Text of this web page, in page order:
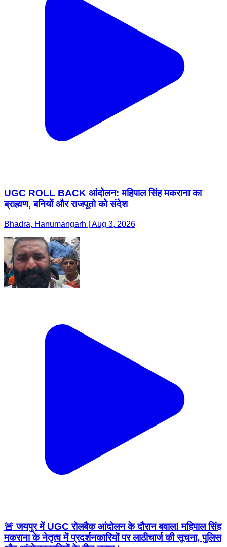
UGC ROLL BACK आंदोलन: महिपाल सिंह मकराना का
ब्राह्मण, बनियों और राजपूतो को संदेश
Bhadra, Hanumangarh | Aug 3, 2026
🚨 जयपुर में UGC रोलबैक आंदोलन के दौरान बवाल! महिपाल सिंह
मकराना के नेतृत्व में प्रदर्शनकारियों पर लाठीचार्ज की सूचना, पुलिस